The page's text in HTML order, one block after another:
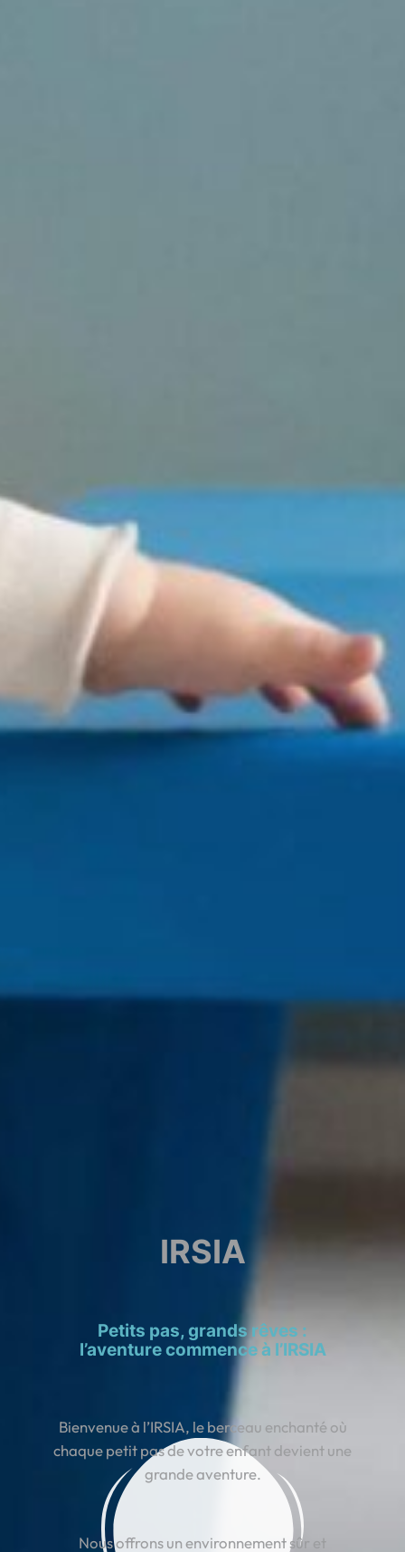
IRSIA
Petits pas, grands rêves :
l’aventure commence à l’IRSIA
Bienvenue à l’IRSIA, le berceau enchanté où
chaque petit pas de votre enfant devient une
grande aventure.
Nous offrons un environnement sûr et